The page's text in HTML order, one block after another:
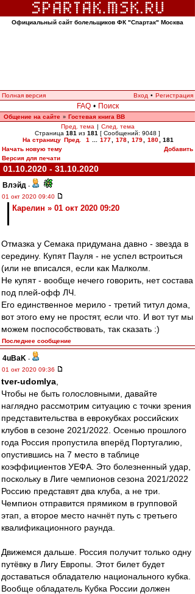
Официальный сайт болельщиков ФК "Спартак" Москва
Полная версия Вход • Регистрация
FAQ • Поиск
Общение на сайте » Гостевая книга ВВ
Пред. тема | След. тема
Страница 181 из 181 [ Сообщений: 9048 ]
На страницу Пред. 1 177 178 179 180
181
Начать новую тему
Добавить
Версия для печати
01.10.2020 - 31.10.2020
Влэйд -
01 окт 2020 09:40
Карелин » 01 окт 2020 09:20
Отмазка у Семака придумана давно - звезда в
середину. Купят Пауля - не успел встроиться
(или не вписался, если как Малколм.
Не купят - вообще нечего говорить, нет состава
под плей-офф ЛЧ.
Его единственное мерило - третий титул дома,
вот этого ему не простят, если что. И вот тут мы
можем поспособствовать, так сказать :)
Последнее сообщение
4uBaK -
01 окт 2020 09:36
tver-udomlya
Чтобы не быть голословными, давайте
наглядно рассмотрим ситуацию с точки зрения
представительства в еврокубках российских
клубов в сезоне 2021/2022. Осенью прошлого
года Россия пропустила вперёд Португалию,
опустившись на 7 место в таблице
коэффициентов УЕФА. Это болезненный удар,
поскольку в Лиге чемпионов сезона 2021/2022
Россию представят два клуба, а не три.
Чемпион отправится прямиком в групповой
этап, а второе место начнёт путь с третьего
квалификационного раунда.
Движемся дальше. Россия получит только одну
путёвку в Лигу Европы. Этот билет будет
доставаться обладателю национального кубка.
Вообще обладатель Кубка России должен